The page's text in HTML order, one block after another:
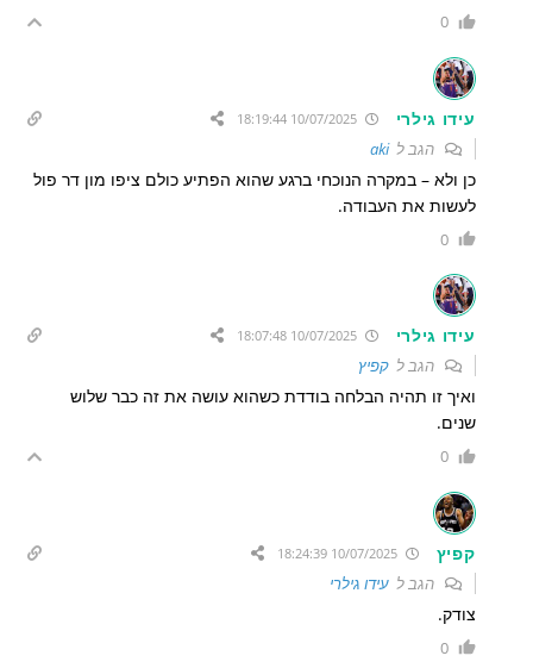
0
עידו גילרי 10/07/2025 18:19:44
הגב לaki
כן ולא – במקרה הנוכחי ברגע שהוא הפתיע כולם ציפו מון דר פול
לעשות את העבודה.
0
עידו גילרי 10/07/2025 18:07:48
הגב לקפיץ
ואיך זו תהיה הבלחה בודדת כשהוא עושה את זה כבר שלוש
שנים.
0
קפיץ 10/07/2025 18:24:39
הגב לעידו גילרי
צודק.
0